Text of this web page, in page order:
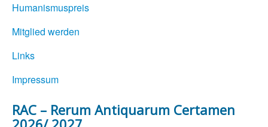
Humanismuspreis
Mitglied werden
Links
Impressum
RAC – Rerum Antiquarum Certamen